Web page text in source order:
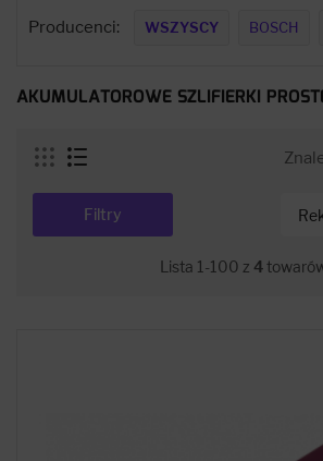
Producenci: WSZYSCY BOSCH
AKUMULATOROWE SZLIFIERKI
Filtry
Lista 1-100 z 4